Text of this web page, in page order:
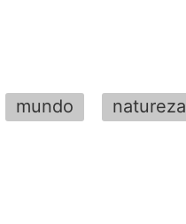
mundo
natureza